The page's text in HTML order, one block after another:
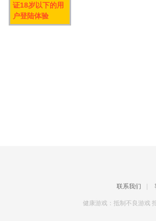
联系我们
健康游戏：抵制不良游戏
证18岁以下的用
户登陆体验